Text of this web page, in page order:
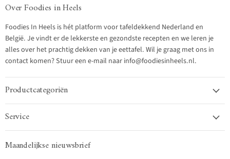
Over Foodies in Heels
Foodies In Heels is hét platform voor tafeldekkend Nederland en
België. Je vindt er de lekkerste en gezondste recepten en we leren je
alles over het prachtig dekken van je eettafel. Wil je graag met ons in
contact komen? Stuur een e-mail naar info@foodiesinheels.nl.
Productcategoriën
Service
Maandelijkse nieuwsbrief